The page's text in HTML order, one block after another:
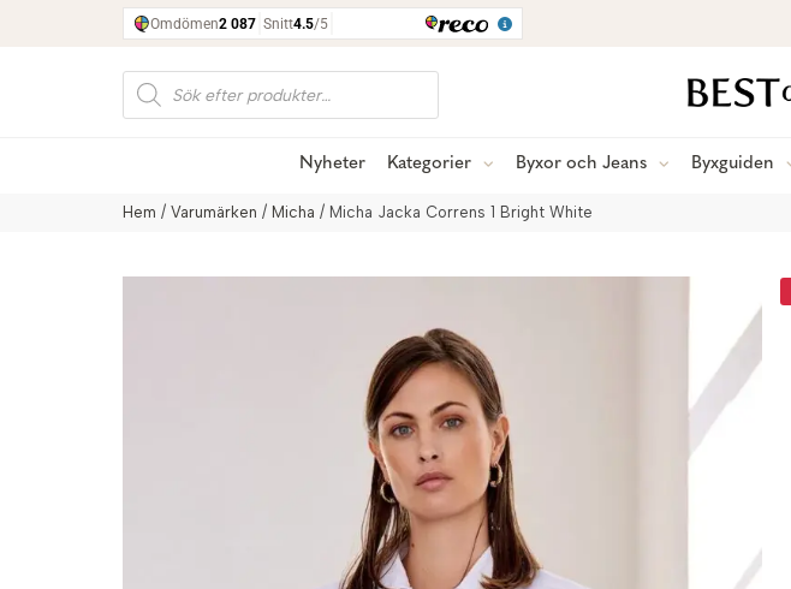
Produktsökning
Nyheter Kategorier Byxor och Jeans Byxguiden
Hem / Varumärken / Micha / Micha Jacka Correns 1 Bright White